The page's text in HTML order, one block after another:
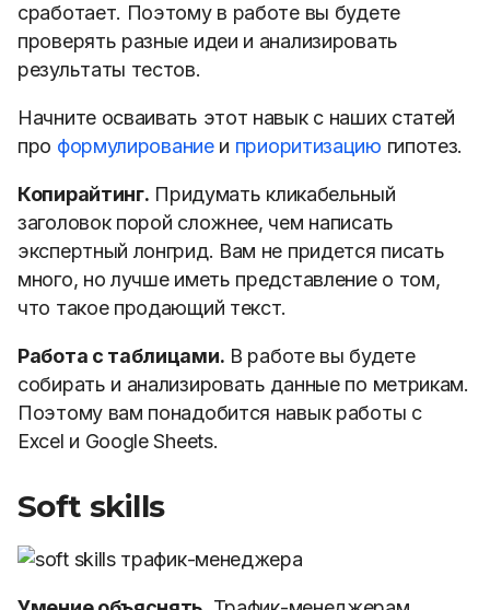
сработает. Поэтому в работе вы будете
проверять разные идеи и анализировать
результаты тестов.
Начните осваивать этот навык с наших статей
про формулированиеи приоритизацию гипотез.
Копирайтинг. Придумать кликабельный
заголовок порой сложнее, чем написать
экспертный лонгрид. Вам не придется писать
много, но лучше иметь представление о том,
что такое продающий текст.
Работа с таблицами. В работе вы будете
собирать и анализировать данные по метрикам.
Поэтому вам понадобится навык работы с
Excel и Google Sheets.
Soft skills